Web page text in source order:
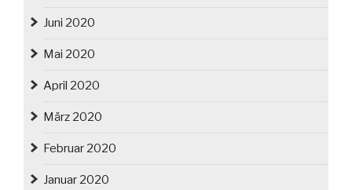
Juni 2020
Mai 2020
April 2020
März 2020
Februar 2020
Januar 2020